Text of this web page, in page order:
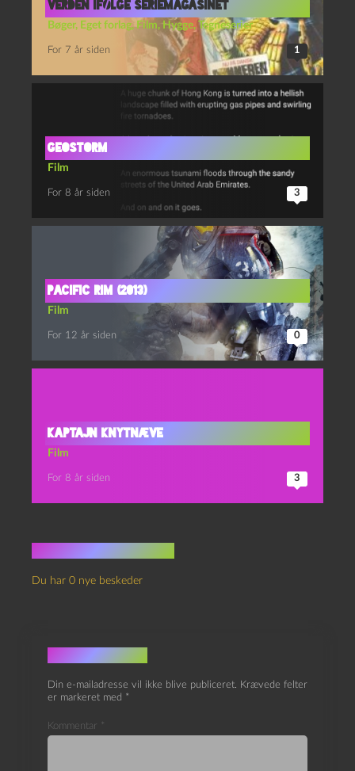
VERDEN IFØLGE SERIEMAGASINET
Bøger, Eget forlag,Film, Hygge,Tegneserier
For 7 år siden 1
Geostorm
Film
For 8 år siden 3
Pacific Rim (2013)
Film
For 12 år siden 0
Kaptajn Knytnæve
Film
For 8 år siden 3
Du har 0 nye beskeder
Skriv et svar
Din e-mailadresse vil ikke blive publiceret. Krævede felter
er markeret med *
Kommentar *